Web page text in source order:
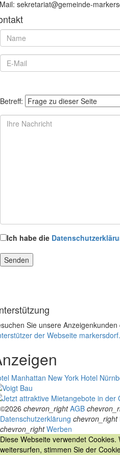
sekretariat@gemeinde-
Betreff:
Ich habe die
Sie unsere
der Webseite
Manhattan New York Hotel
©2026 chevron_right AGB
Datenschutzerklärung chevron_right
chevron_right Werben
Diese Webseite verwendet
weitersurfen, stimmen Sie der